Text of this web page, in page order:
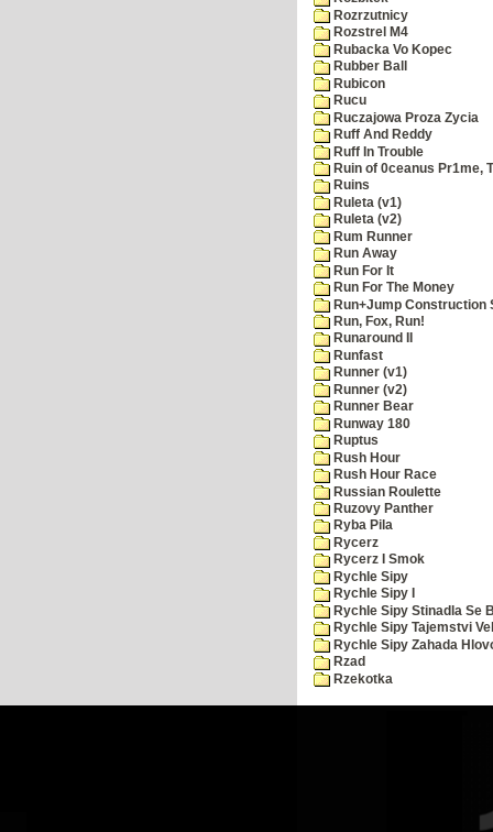
Rozrzutnicy
Rozstrel M4
Rubacka Vo Kopec
Rubber Ball
Rubicon
Rucu
Ruczajowa Proza Zycia
Ruff And Reddy
Ruff In Trouble
Ruin of 0ceanus Pr1me,
Ruins
Ruleta (v1)
Ruleta (v2)
Rum Runner
Run Away
Run For It
Run For The Money
Run+Jump Construction
Run, Fox, Run!
Runaround II
Runfast
Runner (v1)
Runner (v2)
Runner Bear
Runway 180
Ruptus
Rush Hour
Rush Hour Race
Russian Roulette
Ruzovy Panther
Ryba Pila
Rycerz
Rycerz I Smok
Rychle Sipy
Rychle Sipy I
Rychle Sipy Stinadla Se
Rychle Sipy Tajemstvi
Rychle Sipy Zahada
Rzad
Rzekotka